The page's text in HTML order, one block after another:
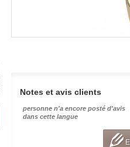
Notes et avis clients
personne n'a encore posté d'avis
dans cette langue